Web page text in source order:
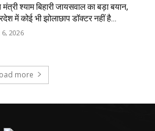
मंत्री श्याम बिहारी जायसवाल का बड़ा बयान,
में कोई भी झोलाछाप डॉक्टर नहीं है…
2026
more